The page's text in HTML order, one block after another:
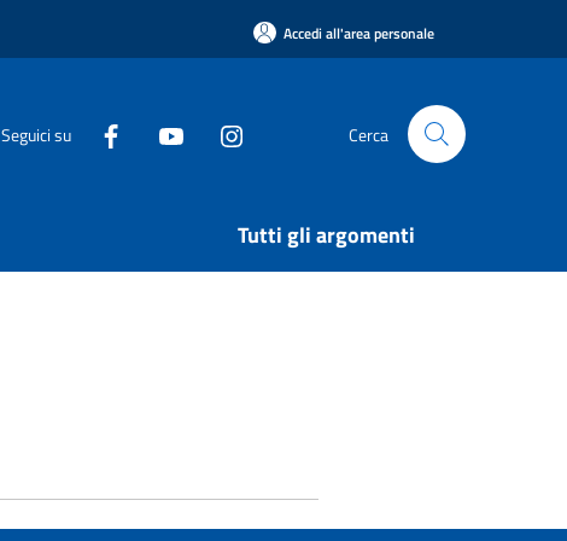
Accedi all'area personale
Seguici su Cerca
Tutti gli argomenti